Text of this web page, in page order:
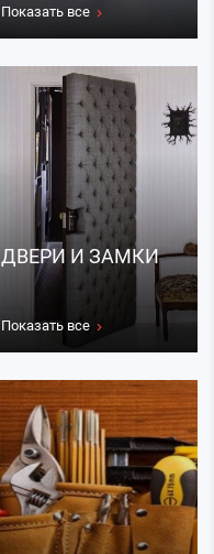
Показать все
ДВЕРИ И ЗАМКИ
Показать все